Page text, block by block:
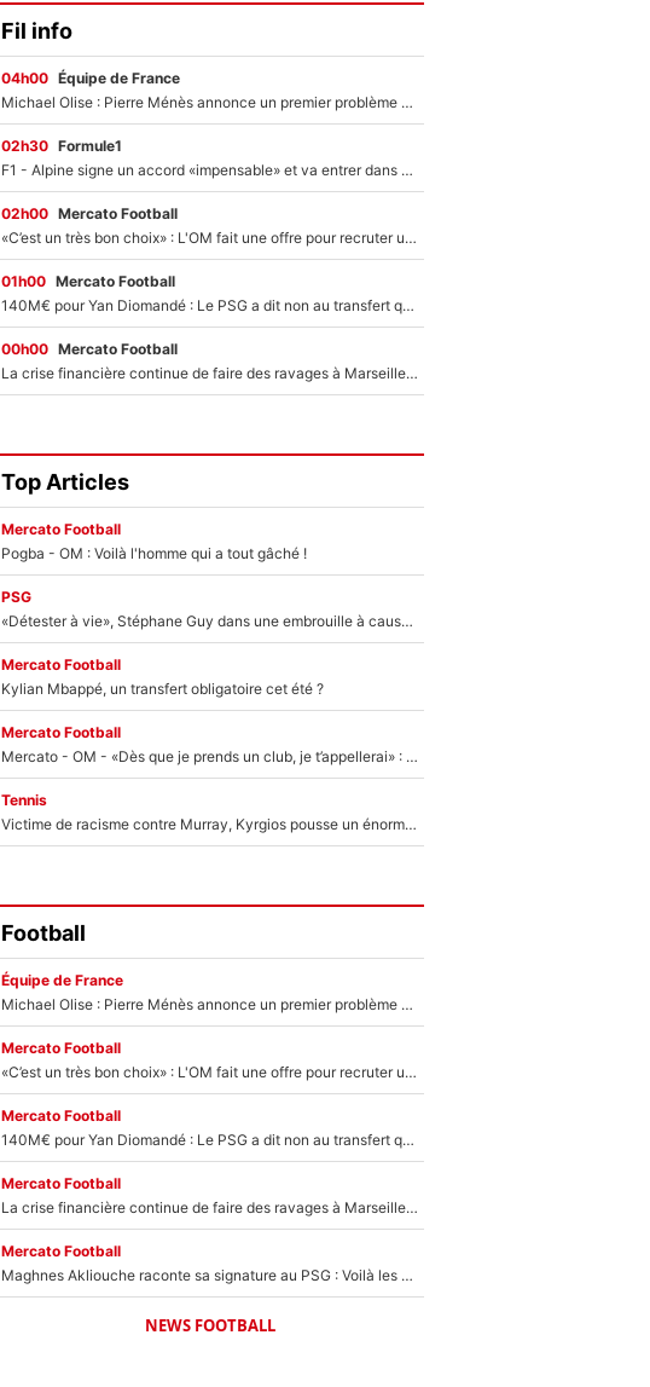
Fil info
04h00 Équipe de France
Michael Olise : Pierre Ménès annonce un premier problème pour Zinedine Zidane en équipe de France
02h30 Formule1
F1 - Alpine signe un accord «impensable» et va entrer dans une nouvelle dimension : Grande nouvelle pour Pierre Gasly !
02h00 Mercato Football
«C’est un très bon choix» : L'OM fait une offre pour recruter un ancien joueur du PSG... et c'est validé dans l'After Foot !
01h00 Mercato Football
140M€ pour Yan Diomandé : Le PSG a dit non au transfert qui bat tous les records sur le mercato
00h00 Mercato Football
La crise financière continue de faire des ravages à Marseille : L’OM a placé 12 joueurs sur le marché des transferts… et ça pourrait lui rapporter près de 100M€ !
Top Articles
Mercato Football
Pogba - OM : Voilà l'homme qui a tout gâché !
PSG
«Détester à vie», Stéphane Guy dans une embrouille à cause du PSG !
Mercato Football
Kylian Mbappé, un transfert obligatoire cet été ?
Mercato Football
Mercato - OM - «Dès que je prends un club, je t’appellerai» : La promesse de Marcelino au moment de claquer la porte
Tennis
Victime de racisme contre Murray, Kyrgios pousse un énorme coup de gueule !
Football
Équipe de France
Michael Olise : Pierre Ménès annonce un premier problème pour Zinedine Zidane en équipe de France
Mercato Football
«C’est un très bon choix» : L'OM fait une offre pour recruter un ancien joueur du PSG... et c'est validé dans l'After Foot !
Mercato Football
140M€ pour Yan Diomandé : Le PSG a dit non au transfert qui bat tous les records sur le mercato
Mercato Football
La crise financière continue de faire des ravages à Marseille : L’OM a placé 12 joueurs sur le marché des transferts… et ça pourrait lui rapporter près de 100M€ !
Mercato Football
Maghnes Akliouche raconte sa signature au PSG : Voilà les coulisses de son transfert de rêve à 50M€
NEWS FOOTBALL